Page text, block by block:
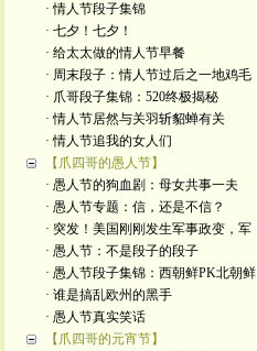
· 情人节段子集锦
· 七夕！七夕！
· 给太太做的情人节早餐
· 周末段子：情人节过后之一地鸡毛
· 爪哥段子集锦：520终极揭秘
· 情人节居然与关羽斩貂蝉有关
· 情人节追我的女人们
【爪四哥的愚人节】
· 愚人节的狗血剧：母女共事一夫
· 愚人节专题：信，还是不信？
· 突发！美国刚刚发生军事政变，军
· 愚人节：不是段子的段子
· 愚人节段子集锦：西朝鲜PK北朝鲜
· 谁是搞乱欧州的黑手
· 愚人节真实笑话
【爪四哥的元宵节】